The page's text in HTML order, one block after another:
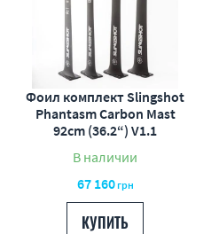
Фоил комплект Slingshot
Phantasm Carbon Mast
92cm (36.2“) V1.1
В наличии
67 160грн
КУПИТЬ